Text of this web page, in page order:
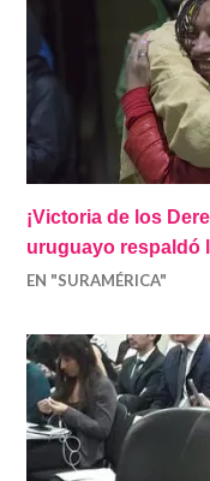
¡Victoria de los
uruguayo respaldó
EN "SURAMÉRICA"